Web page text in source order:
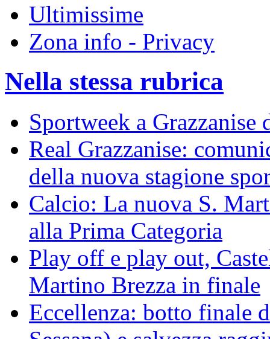
Ultimissime
Zona info - Privacy
Nella stessa rubrica
Sportweek a
Real Grazzanise:
della nuova stagione
Calcio: La nuova S.
alla Prima Categoria
Play off e play out,
Martino Brezza in finale
Eccellenza: botto finale